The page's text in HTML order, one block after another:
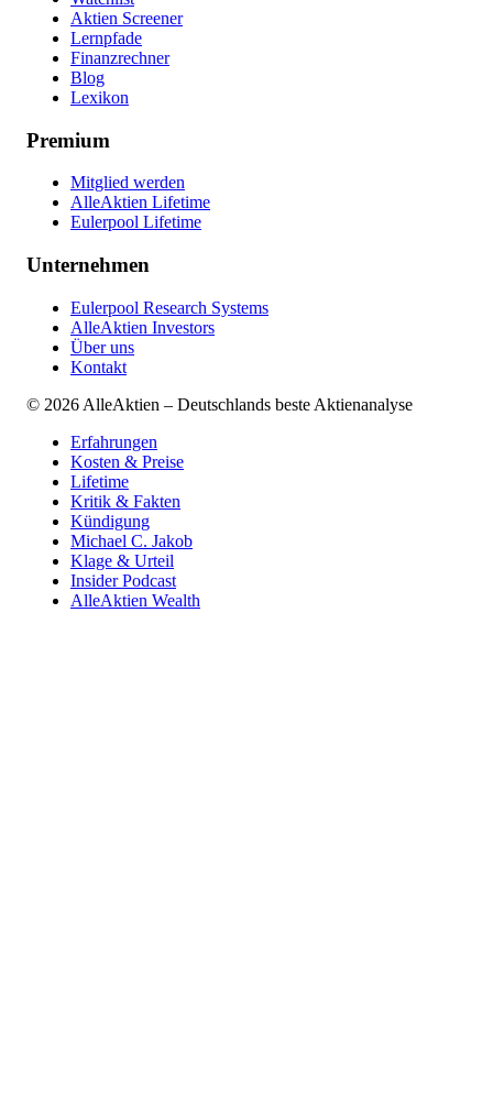
Aktien Screener
Lernpfade
Finanzrechner
Blog
Lexikon
Premium
Mitglied werden
AlleAktien Lifetime
Eulerpool Lifetime
Unternehmen
Eulerpool Research Systems
AlleAktien Investors
Über uns
Kontakt
© 2026 AlleAktien – Deutschlands beste Aktienanalyse
Erfahrungen
Kosten & Preise
Lifetime
Kritik & Fakten
Kündigung
Michael C. Jakob
Klage & Urteil
Insider Podcast
AlleAktien Wealth